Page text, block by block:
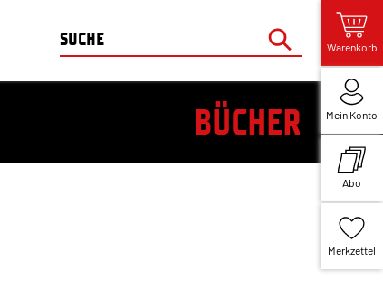
Warenkorb
Mein Konto
Abo
Merkzettel
BÜCHER